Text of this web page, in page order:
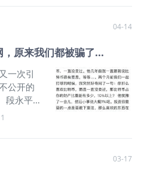
海峡的重要性，不需要再额外渲
而是全球能源供给、库存消耗
结算的海峡保险，首先会强化
油价交易的重点，是海峡会不
市场还需要考虑另一种情形：
伊朗设定的新规则和新收费体
风险溢价更难迅速消退。只要
信号： 未来经过这条全球能源
04-14
原来我们都被骗了...
一次引
公开的
段永平
很多成
财富自
。 段永
占比有
1
03-17